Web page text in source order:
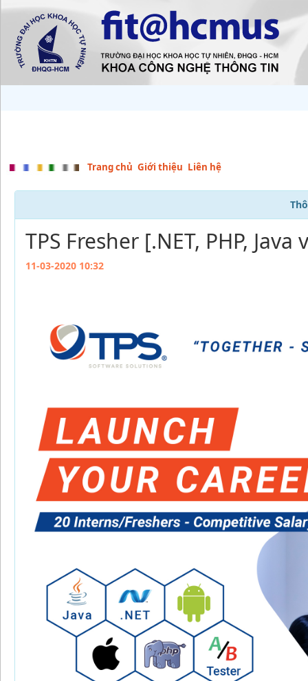
Trang chủ Giới thiệu Liên hệ
TPS Fresher [.NET, PHP,
11-03-2020 10:32